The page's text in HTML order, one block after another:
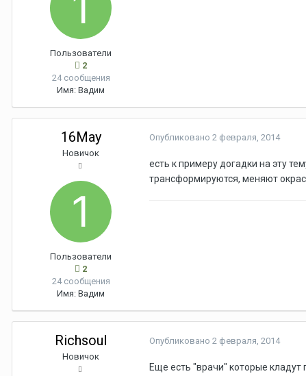
Пользователи
2
24 сообщения
Имя: Вадим
16May
Новичок
Пользователи
2
24 сообщения
Имя: Вадим
Опубликовано 2 февраля, 2014
есть к примеру догадки на эту
трансформируются, меняют
Richsoul
Новичок
Опубликовано 2 февраля, 2014
Еще есть "врачи" которые